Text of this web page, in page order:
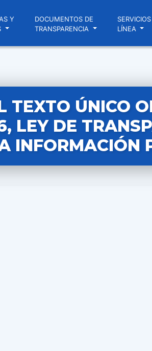
Y
DOCUMENTOS DE
TRANSPARENCIA
LÍNEA
TEXTO ÚNICO
LEY DE
INFORMACIÓN